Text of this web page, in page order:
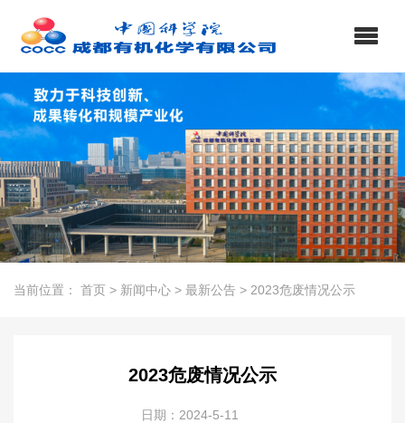
当前位置： 首页 > 新闻中心 > 最新公告 > 2023危废情况公示
2023危废情况公示
日期：2024-5-11